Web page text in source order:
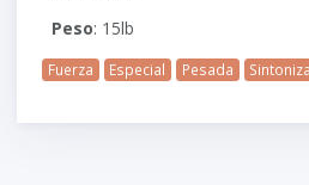
Peso: 15lb
Fuerza Especial Pesada